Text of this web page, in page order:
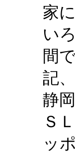
家
い
間
記
静
Ｓ
ッ